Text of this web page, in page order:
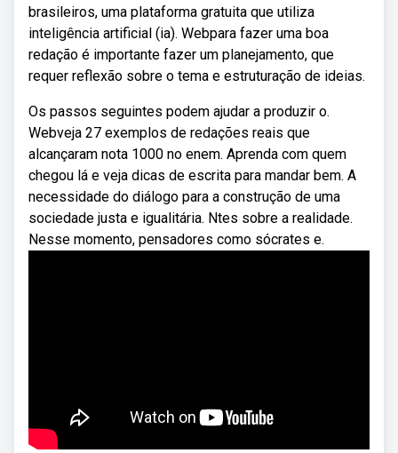
brasileiros, uma plataforma gratuita que utiliza
inteligência artificial (ia). Webpara fazer uma boa
redação é importante fazer um planejamento, que
requer reflexão sobre o tema e estruturação de ideias.
Os passos seguintes podem ajudar a produzir o.
Webveja 27 exemplos de redações reais que
alcançaram nota 1000 no enem. Aprenda com quem
chegou lá e veja dicas de escrita para mandar bem. A
necessidade do diálogo para a construção de uma
sociedade justa e igualitária. Ntes sobre a realidade.
Nesse momento, pensadores como sócrates e.